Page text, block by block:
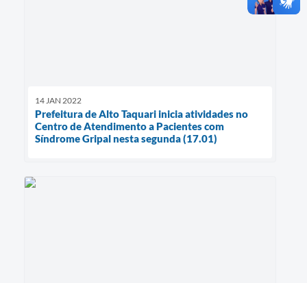
14 JAN 2022
Prefeitura de Alto Taquari inicia atividades no
Centro de Atendimento a Pacientes com
Síndrome Gripal nesta segunda (17.01)